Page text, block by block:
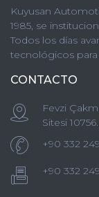
Kuyusan
1985, se
Todos los días
tecnológicos
CONTACTO
Fevzi
Sitesi
+90 332
+90 332